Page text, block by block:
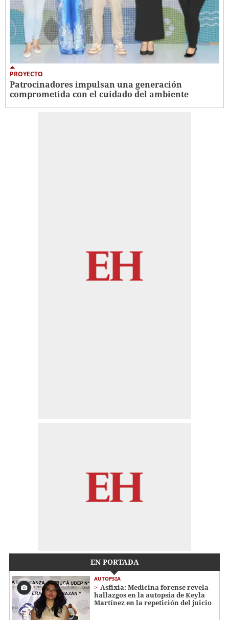
PROYECTO
Patrocinadores impulsan una generación
comprometida con el cuidado del ambiente
EN PORTADA
AUTOPSIA
Asfixia: Medicina forense revela
hallazgos en la autopsia de Keyla
Martínez en la repetición del juicio